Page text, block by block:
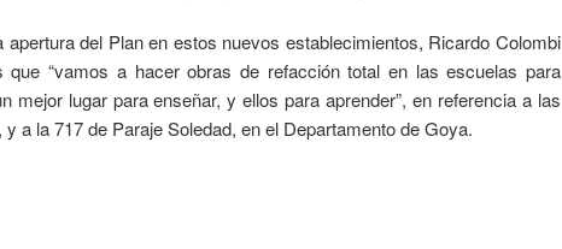
del Plan en estos nuevos establecimientos, Ricardo Colombi
que “vamos a hacer obras de refacción total en las escuelas para
mejor lugar para enseñar, y ellos para aprender”, en referencia a las
a la 717 de Paraje Soledad, en el Departamento de Goya.